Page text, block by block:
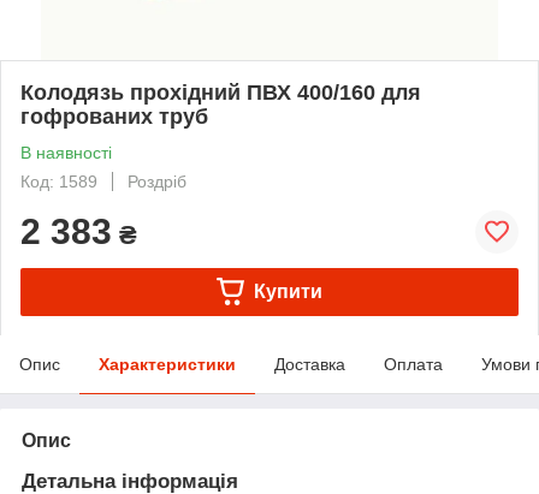
Колодязь прохідний ПВХ 400/160 для
гофрованих труб
В наявності
Код: 1589
Роздріб
2 383 ₴
Купити
Опис Характеристики Доставка Оплата Умови
Опис
Детальна інформація